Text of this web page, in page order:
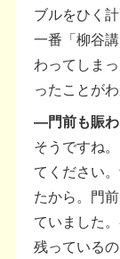
ブルをひく
一番「柳谷
わってしま
ったことが
―門前も賑わ
そうですね
てください
たから。門
ていました
残っている